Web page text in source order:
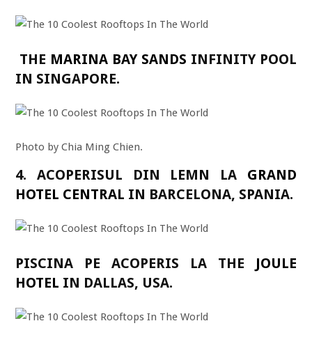
THE MARINA BAY SANDS INFINITY POOL
IN SINGAPORE.
Photo by Chia Ming Chien.
4. ACOPERISUL DIN LEMN LA GRAND
HOTEL CENTRAL IN BARCELONA, SPANIA.
PISCINA PE ACOPERIS LA THE
JOULE
HOTEL IN DALLAS, USA.